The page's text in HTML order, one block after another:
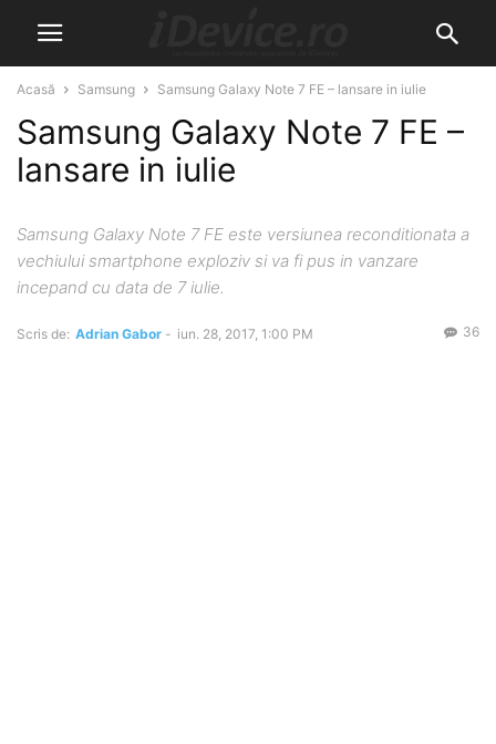
Acasă Samsung Samsung Galaxy Note 7 FE – lansare in iulie
Samsung Galaxy Note 7 FE –
lansare in iulie
Samsung Galaxy Note 7 FE este versiunea reconditionata a
vechiului smartphone exploziv si va fi pus in vanzare
incepand cu data de 7 iulie.
Scris de: Adrian Gabor - iun. 28, 2017, 1:00 PM 36